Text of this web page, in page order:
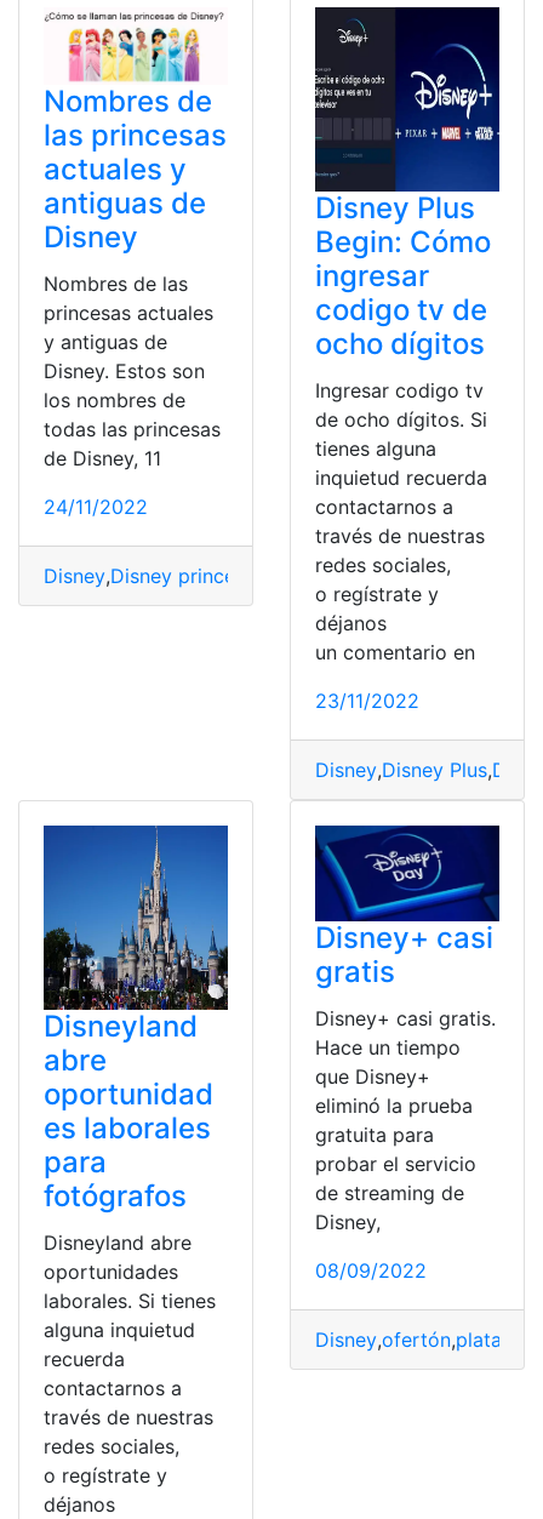
Nombres de
las princesas
actuales y
antiguas de
Disney
Nombres de las
princesas actuales
y antiguas de
Disney. Estos son
los nombres de
todas las princesas
de Disney, 11
24/11/2022
Disney,Disney princesas Nombres,princesas,
Disney Plus
Begin: Cómo
ingresar
codigo tv de
ocho dígitos
Ingresar codigo tv
de ocho dígitos. Si
tienes alguna
inquietud recuerda
contactarnos a
través de nuestras
redes sociales,
o regístrate y
déjanos
un comentario en
23/11/2022
Disney,Disney Plus,
Disneyland
abre
oportunidad
es laborales
para
fotógrafos
Disneyland abre
oportunidades
laborales. Si tienes
alguna inquietud
recuerda
contactarnos a
través de nuestras
redes sociales,
o regístrate y
déjanos
Disney+ casi
gratis
Disney+ casi gratis.
Hace un tiempo
que Disney+
eliminó la prueba
gratuita para
probar el servicio
de streaming de
Disney,
08/09/2022
Disney,ofertón,